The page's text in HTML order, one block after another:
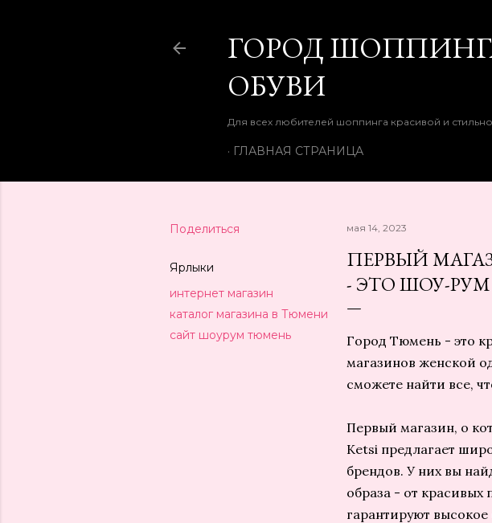
ГОРОД
ОБУВИ
Для всех любителей шоппинга красивой и
ГЛАВНАЯ СТРАНИЦА
Поделиться
Ярлыки
интернет магазин
каталог магазина в Тюмени
сайт шоурум тюмень
мая 14, 2023
ПЕРВЫЙ
- ЭТО ШОУ-РУМ
Город Тюмень - это
магазинов женской
сможете найти все,
Первый магазин, о
Ketsi предлагает
брендов. У них вы
образа - от красивых
гарантируют